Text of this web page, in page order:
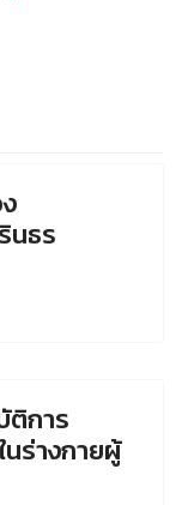
ห้บริการสุขภาพโรงพยาบ
นธร
ติการ
ร่างกายผู้